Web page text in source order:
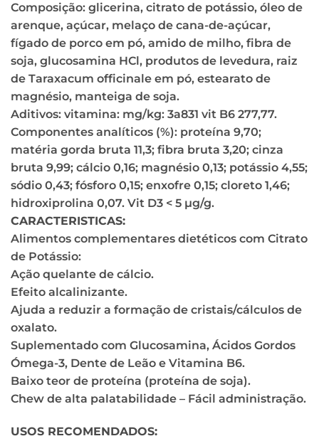
Composição: glicerina, citrato de potássio, óleo de
arenque, açúcar, melaço de cana-de-açúcar,
fígado de porco em pó, amido de milho, fibra de
soja, glucosamina HCl, produtos de levedura, raiz
de Taraxacum officinale em pó, estearato de
magnésio, manteiga de soja.
Aditivos: vitamina: mg/kg: 3a831 vit B6 277,77.
Componentes analíticos (%): proteína 9,70;
matéria gorda bruta 11,3; fibra bruta 3,20; cinza
bruta 9,99; cálcio 0,16; magnésio 0,13; potássio 4,55;
sódio 0,43; fósforo 0,15; enxofre 0,15; cloreto 1,46;
hidroxiprolina 0,07. Vit D3 < 5 µg/g.
CARACTERISTICAS:
Alimentos complementares dietéticos com Citrato
de Potássio:
Ação quelante de cálcio.
Efeito alcalinizante.
Ajuda a reduzir a formação de cristais/cálculos de
oxalato.
Suplementado com Glucosamina, Ácidos Gordos
Ómega-3, Dente de Leão e Vitamina B6.
Baixo teor de proteína (proteína de soja).
Chew de alta palatabilidade – Fácil administração.
USOS RECOMENDADOS: